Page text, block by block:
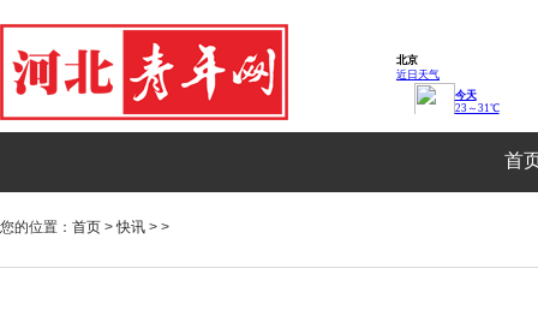
首
您的位置： 首页 >快讯 > >